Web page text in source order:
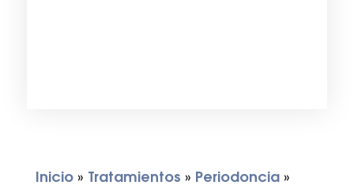
Inicio» Tratamientos » Periodoncia»